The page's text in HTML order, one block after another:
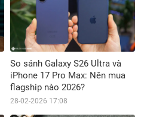
So sánh Galaxy S26 Ultra và
iPhone 17 Pro Max: Nên mua
flagship nào 2026?
28-02-2026 17:08